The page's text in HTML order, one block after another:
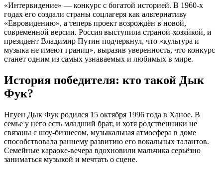
«Интервидение» — конкурс с богатой историей. В 1960-х
годах его создали страны соцлагеря как альтернативу
«Евровидению», а теперь проект возрождён в новой,
современной версии. Россия выступила страной-хозяйкой, и
президент Владимир Путин подчеркнул, что «культура и
музыка не имеют границ», выразив уверенность, что конкурс
станет одним из самых узнаваемых и любимых в мире.
История победителя: кто такой Дык
Фук?
Нгуен Дык Фук родился 15 октября 1996 года в Ханое. В
семье у него есть младший брат, и хотя родственники не
связаны с шоу-бизнесом, музыкальная атмосфера в доме
способствовала раннему развитию его вокальных талантов.
Семейные караоке-вечера вдохновили мальчика серьёзно
заниматься музыкой и мечтать о сцене.